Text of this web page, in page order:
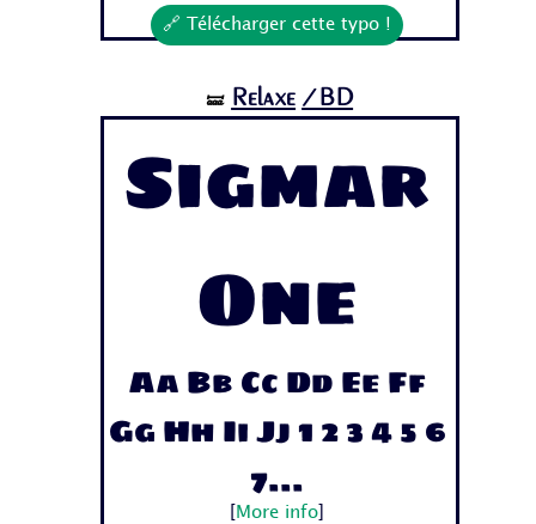
🔗 Télécharger cette typo !
🝛 Relaxe /BD
Sigmar
One
Aa Bb Cc Dd Ee Ff
Gg Hh Ii Jj 1 2 3 4 5 6
7...
More info